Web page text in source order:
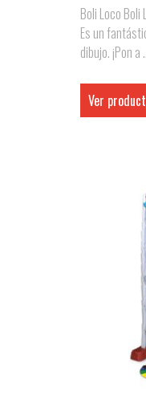
Boli Loco
Es un
dibujo. ¡Pon a
Ver